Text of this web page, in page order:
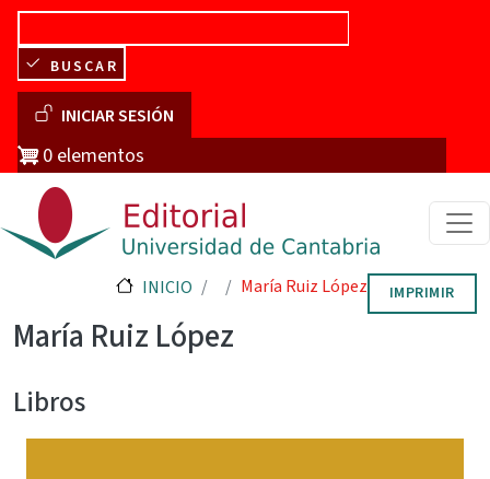
Pasar al contenido principal
BUSCAR
Menú de cuenta de usuario
INICIAR SESIÓN
0 elementos
INICIO María Ruiz López
María Ruiz López
IMPRIMIR
Libros